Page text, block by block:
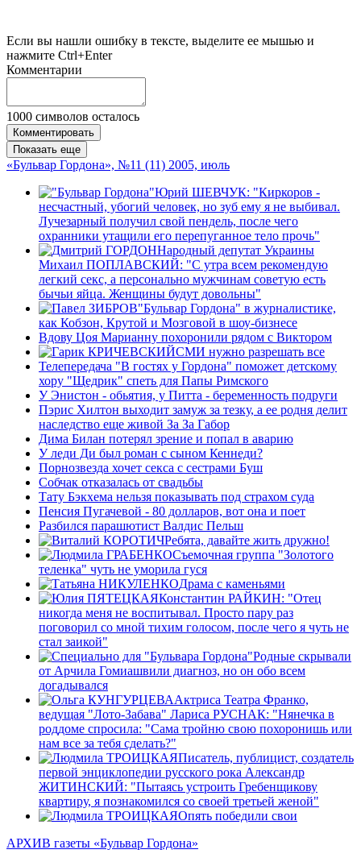
Если вы нашли ошибку в тексте, выделите ее мышью и
нажмите Ctrl+Enter
Комментарии
1000 символов осталось
Комментировать
Показать еще
«Бульвар Гордона», №11 (11) 2005, июль
Юрий ШЕВЧУК: "Киркоров -
несчастный, убогий человек, но зуб ему я не выбивал.
Лучезарный получил свой пендель, после чего
охранники утащили его перепуганное тело прочь"
Народный депутат Украины
Михаил ПОПЛАВСКИЙ: "С утра всем рекомендую
легкий секс, а персонально мужчинам советую есть
бычьи яйца. Женщины будут довольны"
"Бульвар Гордона" в журналистике,
как Кобзон, Крутой и Мозговой в шоу-бизнесе
Вдову Цоя Марианну похоронили рядом с Виктором
СМИ нужно разрешать все
Телепередача "В гостях у Гордона" поможет детскому
хору "Щедрик" спеть для Папы Римского
У Энистон - обьятия, у Питта - беременность подруги
Пэрис Хилтон выходит замуж за тезку, а ее родня делит
наследство еще живой За За Габор
Дима Билан потерял зрение и попал в аварию
У леди Ди был роман с сыном Кеннеди?
Порнозвезда хочет секса с сестрами Буш
Собчак отказалась от свадьбы
Тату Бэкхема нельзя показывать под страхом суда
Пенсия Пугачевой - 80 долларов, вот она и поет
Разбился парашютист Валдис Пельш
Ребята, давайте жить дружно!
Съемочная группа "Золотого
теленка" чуть не уморила гуся
Драма с каменьями
Константин РАЙКИН: "Отец
никогда меня не воспитывал. Просто пару раз
поговорил со мной тихим голосом, после чего я чуть не
стал заикой"
Родные скрывали
от Арчила Гомиашвили диагноз, но он обо всем
догадывался
Актриса Театра Франко,
ведущая "Лото-Забава" Лариса РУСНАК: "Нянечка в
роддоме спросила: "Сама тройню свою похоронишь или
нам все за тебя сделать?"
Писатель, публицист, создатель
первой энциклопедии русского рока Александр
ЖИТИНСКИЙ: "Пытаясь устроить Гребенщикову
квартиру, я познакомился со своей третьей женой"
Опять победили свои
АРХИВ газеты «Бульвар Гордона»